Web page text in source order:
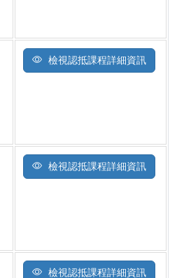
檢視認抵課程詳細資訊
檢視認抵課程詳細資訊
檢視認抵課程詳細資訊